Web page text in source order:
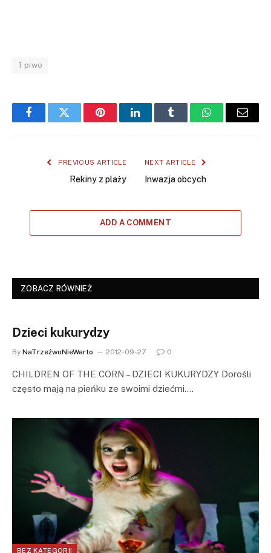
1 piwo
FacebookTwitter PinterestLinkedInTumblr WhatsAppEmail
PREVIOUS ARTICLE
Rekiny z plaży
NEXT ARTICLE
Inwazja obcych
ADD A COMMENT
ZOBACZ RÓWNIEŻ
Dzieci kukurydzy
By NaTrzeźwoNieWarto 2012-09-27 0
CHILDREN OF THE CORN – DZIECI KUKURYDZY Dorośli
często mają na pieńku ze swoimi dziećmi.…
BEZ KATEGORII